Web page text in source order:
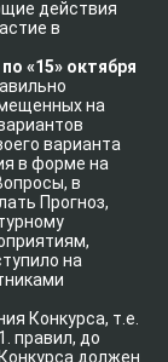
действия
в
«15» октября
на
варианта
в форме на
в
Прогноз,
на
Конкурса, т.е.
правил, до
должен